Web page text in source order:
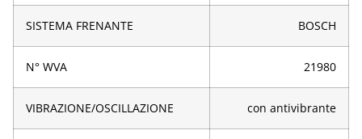
SISTEMA FRENANTE BOSCH
N° WVA 21980
VIBRAZIONE/OSCILLAZIONE con antivibrante